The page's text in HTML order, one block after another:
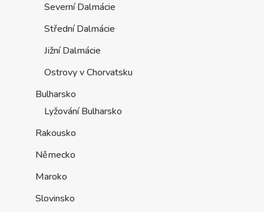
Severní Dalmácie
Střední Dalmácie
Jižní Dalmácie
Ostrovy v Chorvatsku
Bulharsko
Lyžování Bulharsko
Rakousko
Německo
Maroko
Slovinsko